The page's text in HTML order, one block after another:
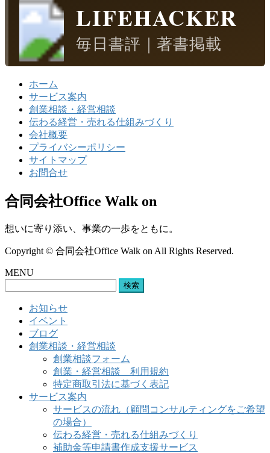
LIFEHACKER
毎日書評｜著書掲載
ホーム
サービス案内
創業相談・経営相談
伝わる経営・売れる仕組みづくり
会社概要
プライバシーポリシー
サイトマップ
お問合せ
合同会社Office Walk on
想いに寄り添い、事業の一歩をともに。
Copyright © 合同会社Office Walk on All Rights Reserved.
MENU
お知らせ
イベント
ブログ
創業相談・経営相談
創業相談フォーム
創業・経営相談 利用規約
特定商取引法に基づく表記
サービス案内
サービスの流れ（顧問コンサルティングをご希望
の場合）
伝わる経営・売れる仕組みづくり
補助金等申請書作成支援サービス